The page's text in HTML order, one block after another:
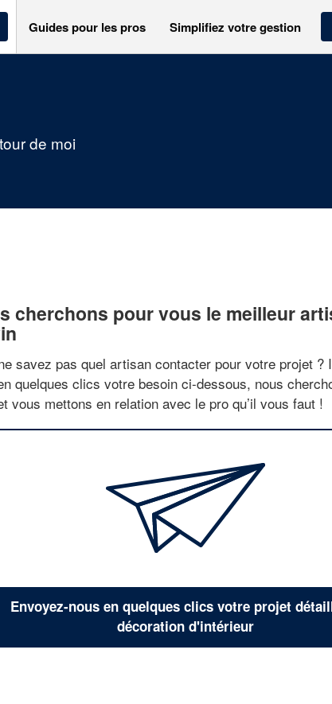
Guides pour les pros Simplifiez votre gestion
de moi
cherchons pour vous le meilleur
savez pas quel artisan contacter pour votre projet ?
quelques clics votre besoin ci-dessous, nous
vous mettons en relation avec le pro qu’il vous faut !
Envoyez-nous en quelques clics votre projet
décoration d'intérieur